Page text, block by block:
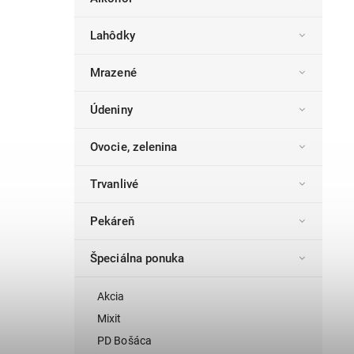
Lahôdky
Mrazené
Údeniny
Ovocie, zelenina
Trvanlivé
Pekáreň
Špeciálna ponuka
Akcia
Mixit
PD Bošáca